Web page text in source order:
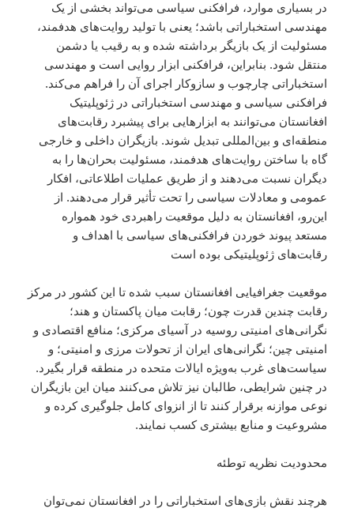
در بسیاری موارد، فرافکنی سیاسی می‌تواند بخشی از یک
مهندسی استخباراتی باشد؛ یعنی با تولید روایت‌های هدفمند،
مسئولیت از یک بازیگر برداشته شده و به رقیب یا دشمن
منتقل شود. بنابراین، فرافکنی ابزار روایی است و مهندسی
استخباراتی چارچوب و سازوکار اجرای آن را فراهم می‌کند.
فرافکنی سیاسی و مهندسی استخباراتی در ژئوپلیتیک
افغانستان می‌توانند به ابزارهایی برای پیشبرد رقابت‌های
منطقه‌ای و بین‌المللی تبدیل شوند. بازیگران داخلی و خارجی
گاه با ساختن روایت‌های هدفمند، مسئولیت بحران‌ها را به
دیگران نسبت می‌دهند و از طریق عملیات اطلاعاتی، افکار
عمومی و معادلات سیاسی را تحت تأثیر قرار می‌دهند. از
این‌رو، افغانستان به دلیل موقعیت راهبردی خود همواره
مستعد پیوند خوردن فرافکنی‌های سیاسی با اهداف و
رقابت‌های ژئوپلیتیکی بوده است
موقعیت جغرافیایی افغانستان سبب شده تا این کشور در مرکز
رقابت چندین قدرت چون؛ رقابت میان پاکستان و هند؛
نگرانی‌های امنیتی روسیه در آسیای مرکزی؛ منافع اقتصادی و
امنیتی چین؛ نگرانی‌های ایران از تحولات مرزی و امنیتی؛ و
سیاست‌های غرب به‌ویژه ایالات متحده در منطقه قرار بگیرد.
در چنین شرایطی، طالبان نیز تلاش می‌کنند میان این بازیگران
نوعی موازنه برقرار کنند تا از انزوای کامل جلوگیری کرده و
مشروعیت و منابع بیشتری کسب نمایند.
محدودیت نظریه توطئه
هرچند نقش بازی‌های استخباراتی را در افغانستان نمی‌توان